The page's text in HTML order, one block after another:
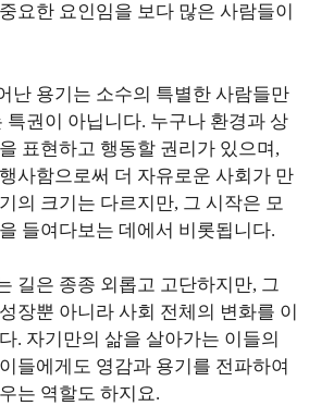
요한 요인임을 보다 많은 사람들이
난 용기는 소수의 특별한 사람들만
특권이 아닙니다. 누구나 환경과 상
표현하고 행동할 권리가 있으며,
사함으로써 더 자유로운 사회가 만
의 크기는 다르지만, 그 시작은 모
들여다보는 데에서 비롯됩니다.
길은 종종 외롭고 고단하지만, 그
장뿐 아니라 사회 전체의 변화를 이
. 자기만의 삶을 살아가는 이들의
들에게도 영감과 용기를 전파하여
는 역할도 하지요.